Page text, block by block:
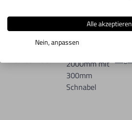
6M05.7.06
Analog
Messschieber
2000mm mit
300mm
Schnabel
Alle akzeptieren
Nein, anpassen